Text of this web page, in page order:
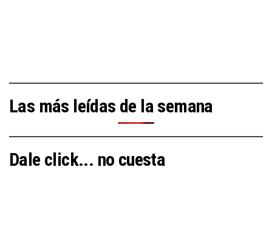
Las más leídas de la semana
Dale click... no cuesta